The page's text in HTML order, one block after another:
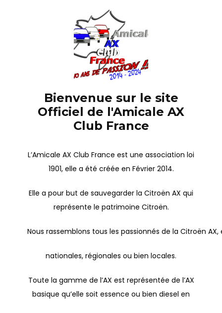
Bienvenue sur le site
Officiel de l'Amicale AX
Club France
L’Amicale AX Club France est une association loi
1901, elle a été créée en Février 2014.
Elle a pour but de sauvegarder la Citroën AX qui
représente le patrimoine Citroën.
Nous rassemblons tous les passionnés de la Citroën
nationales, régionales ou bien locales.
Toute la gamme de l’AX est représentée de l’AX
basique qu’elle soit essence ou bien diesel en